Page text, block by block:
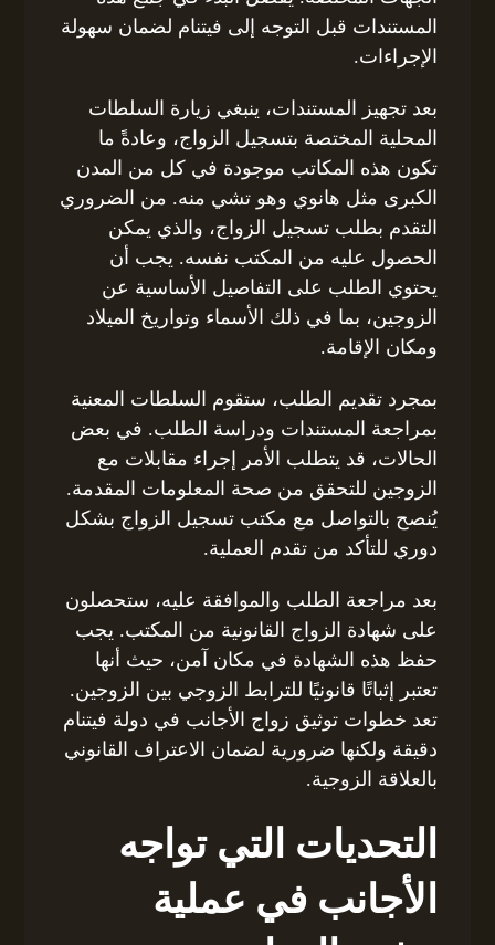
المستندات قبل التوجه إلى فيتنام لضمان سهولة
الإجراءات.
بعد تجهيز المستندات، ينبغي زيارة السلطات
المحلية المختصة بتسجيل الزواج، وعادةً ما
تكون هذه المكاتب موجودة في كل من المدن
الكبرى مثل هانوي وهو تشي منه. من الضروري
التقدم بطلب تسجيل الزواج، والذي يمكن
الحصول عليه من المكتب نفسه. يجب أن
يحتوي الطلب على التفاصيل الأساسية عن
الزوجين، بما في ذلك الأسماء وتواريخ الميلاد
ومكان الإقامة.
بمجرد تقديم الطلب، ستقوم السلطات المعنية
بمراجعة المستندات ودراسة الطلب. في بعض
الحالات، قد يتطلب الأمر إجراء مقابلات مع
الزوجين للتحقق من صحة المعلومات المقدمة.
يُنصح بالتواصل مع مكتب تسجيل الزواج بشكل
دوري للتأكد من تقدم العملية.
بعد مراجعة الطلب والموافقة عليه، ستحصلون
على شهادة الزواج القانونية من المكتب. يجب
حفظ هذه الشهادة في مكان آمن، حيث أنها
تعتبر إثباتًا قانونيًا للترابط الزوجي بين الزوجين.
تعد خطوات توثيق زواج الأجانب في دولة فيتنام
دقيقة ولكنها ضرورية لضمان الاعتراف القانوني
بالعلاقة الزوجية.
التحديات التي تواجه
الأجانب في عملية